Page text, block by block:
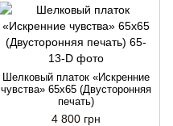
Шелковый платок «Искренние
чувства» 65x65 (Двусторонняя
печать)
4 800 грн